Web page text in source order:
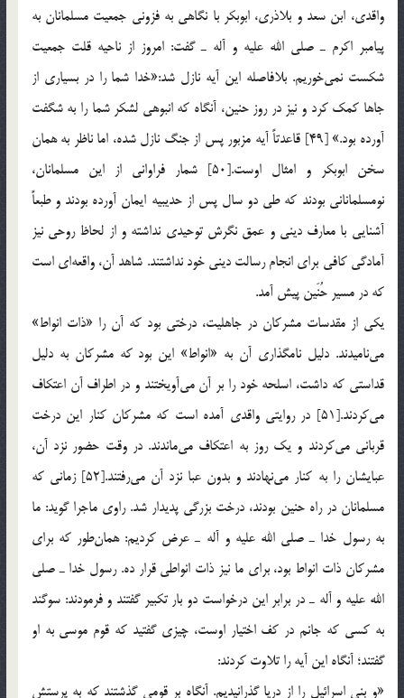
واقدی، ابن سعد و بلاذری، ابوبكر با نگاهی به فزونی جمعیت مسلمانان به
پیامبر اكرم ـ صلی الله علیه و آله ـ گفت: امروز از ناحیه قلت جمعیت
شكست نمی‌خوریم. بلافاصله این آیه نازل شد:«خدا شما را در بسیاری از
جاها كمك كرد و نیز در روز حنین، آنگاه كه انبوهی لشكر شما را به شگفت
آورده بود.» [49] قاعدتاً آیه مزبور پس از جنگ نازل شده، اما ناظر به همان
سخن ابوبكر و امثال اوست.[50] شمار فراوانی از این مسلمانان،
نومسلمانانی بودند كه طی دو سال پس از حدیبیه ایمان آورده بودند و طبعاً
آشنایی با معارف دینی و عمق نگرش توحیدی نداشته و از لحاظ روحی نیز
آمادگی كافی برای انجام رسالت دینی خود نداشتند. شاهد آن، واقعه‌ای است
كه در مسیر حُنَین پیش آمد.
یكی از مقدسات مشركان در جاهلیت، درختی بود كه آن را «ذات انواط»
می‌نامیدند. دلیل نامگذاری آن به «انواط» این بود كه مشركان به دلیل
قداستی كه داشت، اسلحه خود را بر آن می‌آویختند و در اطراف آن اعتكاف
می‌كردند.[51] در روایتی واقدی آمده است كه مشركان كنار این درخت
قربانی می‌كردند و یك روز به اعتكاف می‌ماندند. در وقت حضور نزد آن،
عبایشان را به كنار می‌نهادند و بدون عبا نزد آن می‌رفتند.[52] زمانی كه
مسلمانان در راه حنین بودند، درخت بزرگی پدیدار شد. راوی ماجرا گوید: ما
به رسول خدا ـ صلی الله علیه و آله ـ عرض كردیم: همان‌طور كه برای
مشركان ذات انواط بود، برای ما نیز ذات انواطی قرار ده. رسول خدا ـ صلی
الله علیه و آله ـ در برابر این درخواست دو بار تكبیر گفتند و فرمودند: سوگند
به كسی كه جانم در كف اختیار اوست، چیزی گفتید كه قوم موسی به او
گفتند؛ آنگاه این آیه را تلاوت كردند:
«و بنی اسرائیل را از دریا گذرانیدیم. آنگاه بر قومی گذشتند كه به پرستش